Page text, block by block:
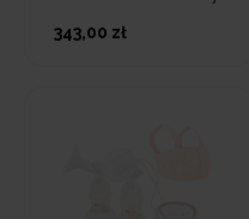
343,00 zł